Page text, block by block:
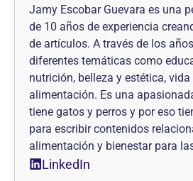
Jamy Escobar Guevara es una
de 10 años de experiencia
de artículos. A través de los
diferentes temáticas como
nutrición, belleza y estética,
alimentación. Es una
tiene gatos y perros y por eso
para escribir contenidos
alimentación y bienestar para
LinkedIn